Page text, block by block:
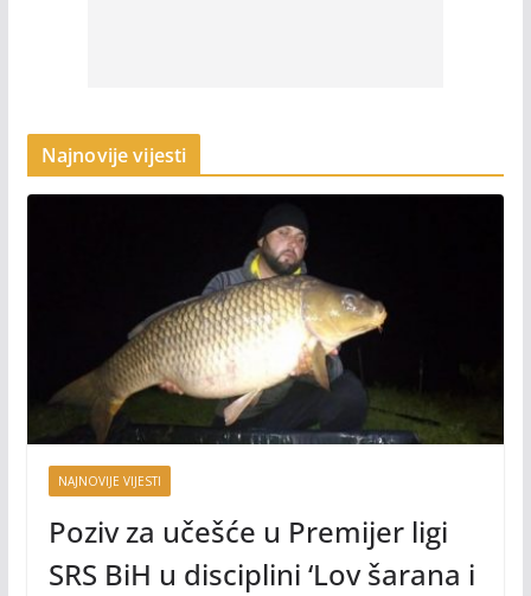
Najnovije vijesti
NAJNOVIJE VIJESTI
Poziv za učešće u Premijer ligi
SRS BiH u disciplini ‘Lov šarana i